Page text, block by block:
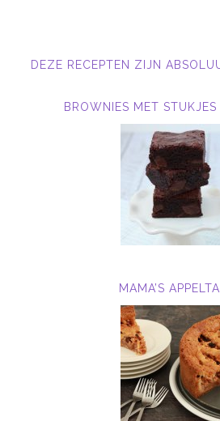
DEZE RECEPTEN ZIJN
BROWNIES MET
MAMA’S